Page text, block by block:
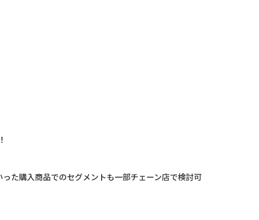
た購入商品でのセグメントも一部チェーン店で検討可